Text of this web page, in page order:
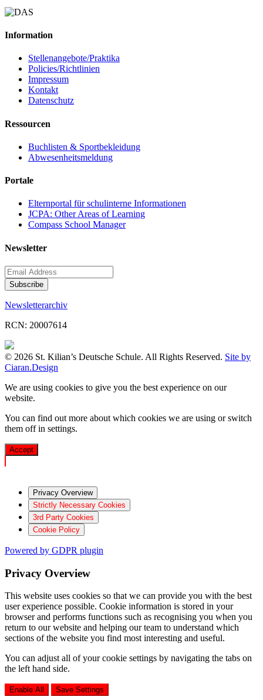
Information
Stellenangebote/Praktika
Policies/Richtlinien
Impressum
Kontakt
Datenschutz
Ressourcen
Buchlisten & Sportbekleidung
Abwesenheitsmeldung
Portale
Elternportal für schulinterne Informationen
JCPA: Other Areas of Learning
Compass School Manager
Newsletter
Newsletterarchiv
RCN: 20007614
© 2026 St. Kilian’s Deutsche Schule. All Rights Reserved. Site by
Ciaran.Design
We are using cookies to give you the best experience on our
website.
You can find out more about which cookies we are using or switch
them off in settings.
Accept
Privacy Overview
Strictly Necessary Cookies
3rd Party Cookies
Cookie Policy
Powered by GDPR plugin
Privacy Overview
This website uses cookies so that we can provide you with the best
user experience possible. Cookie information is stored in your
browser and performs functions such as recognising you when you
return to our website and helping our team to understand which
sections of the website you find most interesting and useful.
You can adjust all of your cookie settings by navigating the tabs on
the left hand side.
Enable All Save Settings